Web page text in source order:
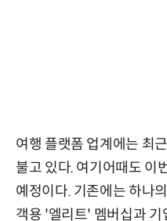
여행 플랫폼 업계에는 최
불고 있다. 여기어때도 이
예정이다. 기존에는 하나
객용 '엘리트' 멤버십과